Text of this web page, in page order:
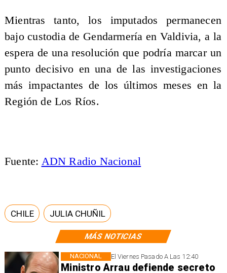
MÁS NOTICIAS
El Viernes Pasado A Las 12:40
Ministro Arrau defiende secreto
NACIONAL
Mientras tanto, los imputados permanecen
bajo custodia de Gendarmería en Valdivia, a la
espera de una resolución que podría marcar un
punto decisivo en una de las investigaciones
más impactantes de los últimos meses en la
Región de Los Ríos.
Fuente: ADN Radio Nacional
CHILE JULIA CHUÑIL